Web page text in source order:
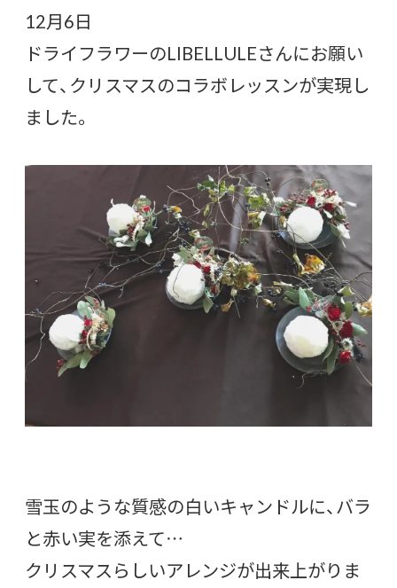
12月6日
ドライフラワーのLIBELLULEさんにお願い
して、クリスマスのコラボレッスンが実現し
ました。
雪玉のような質感の白いキャンドルに、バラ
と赤い実を添えて…
クリスマスらしいアレンジが出来上がりま